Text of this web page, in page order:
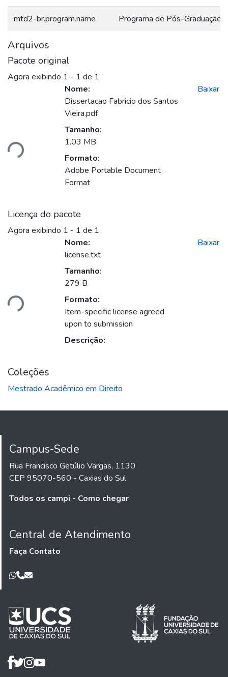
mtd2-br.program.name Programa de Pós-Graduação
Arquivos
Pacote original
Agora exibindo 1 - 1 de 1
Carregando...
Nome:
Dissertacao Fabricio dos Santos
Vieira.pdf
Tamanho:
1.03 MB
Formato:
Adobe Portable Document
Format
Baixar
Licença do pacote
Agora exibindo 1 - 1 de 1
Carregando...
Nome:
license.txt
Tamanho:
279 B
Formato:
Item-specific license agreed
upon to submission
Descrição:
Baixar
Coleções
Mestrado Acadêmico em Direito
Campus-Sede
Rua Francisco Getúlio Vargas, 1130
CEP 95070-560 - Caxias do Sul
Todos os campi - Como chegar
Central de Atendimento
Faça Contato